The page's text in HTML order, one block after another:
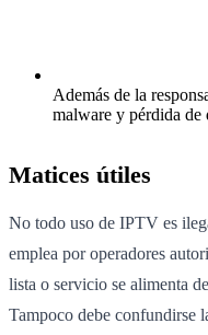
Además de la
malware y pérdida de
Matices útiles
No todo uso de IPTV es
emplea por operadores
lista o servicio se alimenta
Tampoco debe confundirse